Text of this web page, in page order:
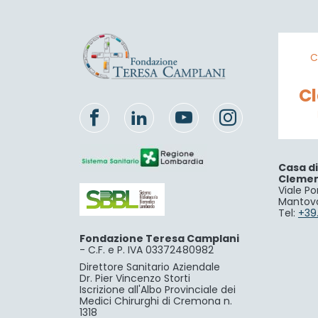
Fondazione Teresa Camplani
- C.F. e P. IVA 03372480982
Direttore Sanitario Aziendale
Dr. Pier Vincenzo Storti
Iscrizione all'Albo Provinciale dei
Medici Chirurghi di Cremona n.
1318
Casa
Viale
Tel: